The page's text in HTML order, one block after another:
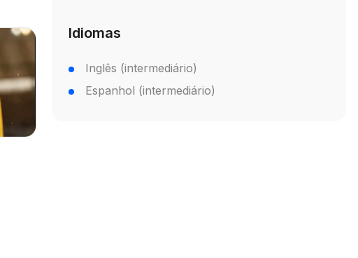
Idiomas
Inglês (intermediário)
Espanhol (intermediário)